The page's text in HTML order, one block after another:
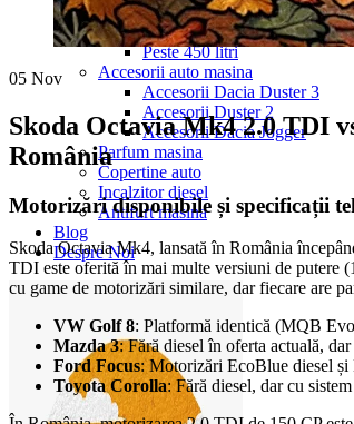
Sub 350 Litri
Peste 350 Litri
Peste 450 litri
Accesorii auto masina
Accesorii Dacia Duster 3
Accesorii Duster 2
Accesorii Dacia Jogger
Parfum masina
Copertine auto
Incalzitor diesel
Antifurt masina
Blog
Despre Noi
05 Nov
Skoda Octavia Mk4 2.0 TDI
România
Motorizări disponibile și specificații
Skoda Octavia Mk4, lansată în România
TDI este oferită în mai multe versiuni de putere
cu game de motorizări similare, dar fiecare are
VW Golf 8: Platformă identică (MQB
Mazda 3: Fără diesel în oferta actuală,
Ford Focus: Motorizări EcoBlue diesel și
Toyota Corolla: Fără diesel, dar cu